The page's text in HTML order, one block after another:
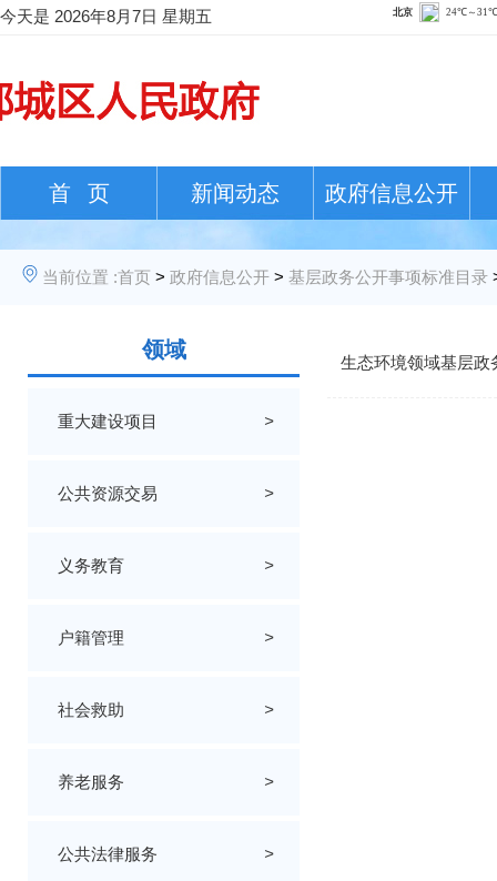
今天是 2026年8月7日 星期五
首 页 新闻动态 政府信息公开
当前位置 :首页 > 政府信息公开 > 基层政务公开事项标准目录
领域
重大建设项目 >
公共资源交易 >
义务教育 >
户籍管理 >
社会救助 >
养老服务 >
公共法律服务 >
生态环境领域基层政